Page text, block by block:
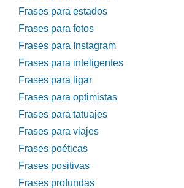
Frases para estados
Frases para fotos
Frases para Instagram
Frases para inteligentes
Frases para ligar
Frases para optimistas
Frases para tatuajes
Frases para viajes
Frases poéticas
Frases positivas
Frases profundas